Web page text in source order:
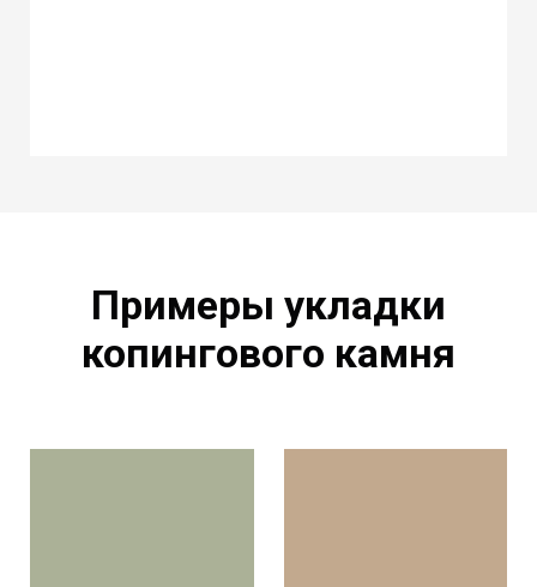
Примеры укладки
копингового камня